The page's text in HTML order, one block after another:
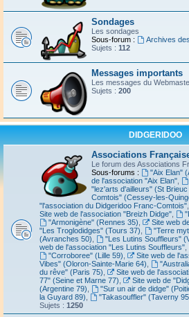
Sondages
Les sondages
Sous-forum :
Archives
Sujets : 112
Messages importants
Les messages du
Sujets : 200
DIDGERIDOO
Associations
Le forum des Associations
Sous-forums :
"Aix Elan"
de l'association "Aix Elan"
"lez'arts d'ailleurs" (St Brieuc
Comtois" (Cessey-les-
"l'association du Didgeridoo Franc-Comtois"
Site web de l'association "Breizh Didge"
"Armonigène" (Rennes 35)
Site web
"Les Troglodidges" (Tours 37)
"Terre
(Avranches 50)
"Les Lutins Souffleurs"
web de l'association "Les Lutins Souffleurs"
"Corroboree" (Lille 59)
Site web de
Vibes" (Oloron-Sainte-Marie 64)
du rêve" (Paris 75)
Site web de
77" (Seine et Marne 77)
Site web de
(Argentine 79)
"Sur un air de didge"
la Guyard 89)
"Takasouffler" (Taverny
Sujets : 1250